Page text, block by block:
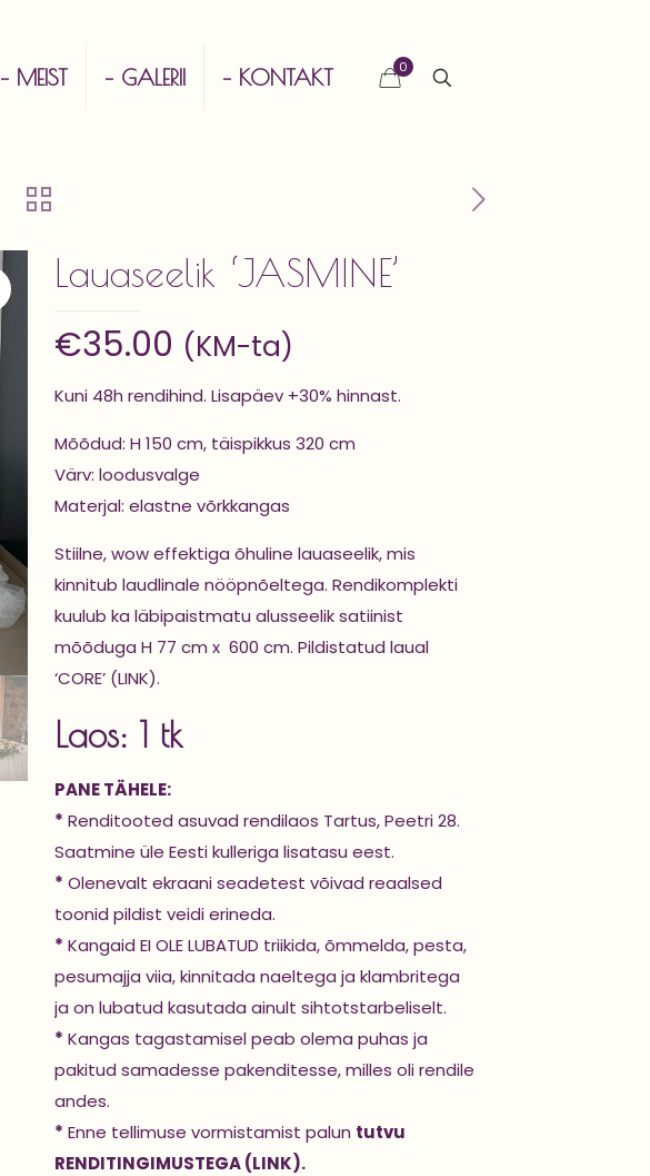
– MEIST – GALERII – KONTAKT 0
Lauaseelik ‘JASMINE’
€35.00 (KM-ta)
Kuni 48h rendihind. Lisapäev +30% hinnast.
Mõõdud: H 150 cm, täispikkus 320 cm
Värv: loodusvalge
Materjal: elastne võrkkangas
Stiilne, wow effektiga õhuline lauaseelik, mis
kinnitub laudlinale nööpnõeltega. Rendikomplekti
kuulub ka läbipaistmatu alusseelik satiinist
mõõduga H 77 cm x 600 cm. Pildistatud laual
‘CORE’ (LINK).
Laos: 1 tk
PANE TÄHELE:
* Renditooted asuvad rendilaos Tartus, Peetri 28.
Saatmine üle Eesti kulleriga lisatasu eest.
* Olenevalt ekraani seadetest võivad reaalsed
toonid pildist veidi erineda.
* Kangaid EI OLE LUBATUD triikida, õmmelda, pesta,
pesumajja viia, kinnitada naeltega ja klambritega
ja on lubatud kasutada ainult sihtotstarbeliselt.
* Kangas tagastamisel peab olema puhas ja
pakitud samadesse pakenditesse, milles oli rendile
andes.
* Enne tellimuse vormistamist palun tutvu
RENDITINGIMUSTEGA (LINK).